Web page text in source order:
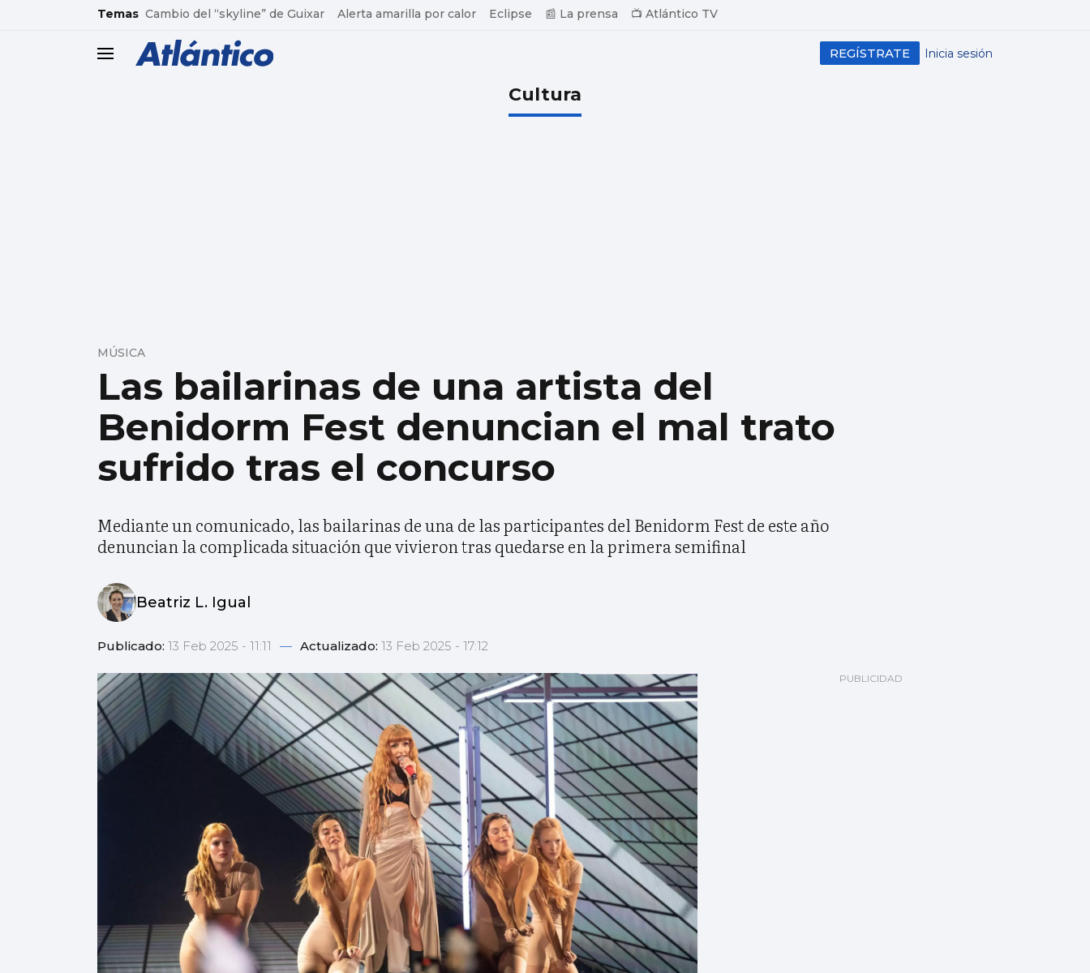
common.go-to-content
Temas Cambio del “skyline” de Guixar Alerta amarilla por calor Eclipse 📰 La prensa 📺 Atlántico TV
header.menu.open Inicia sesión
REGÍSTRATE
Cultura
Las bailarinas de una artista del
Benidorm Fest denuncian el mal trato
sufrido tras el concurso
MÚSICA
Mediante un comunicado, las bailarinas de una de las participantes del Benidorm Fest de este año
denuncian la complicada situación que vivieron tras quedarse en la primera semifinal
Beatriz L. Igual
Publicado: 13 Feb 2025 - 11:11 — Actualizado: 13 Feb 2025 - 17:12